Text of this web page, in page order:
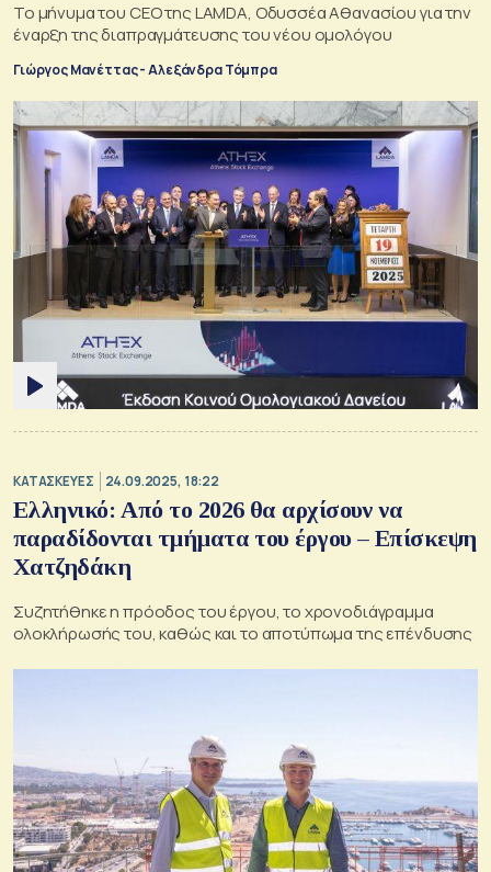
Το μήνυμα του CEO της LAMDA, Οδυσσέα Αθανασίου για την
έναρξη της διαπραγμάτευσης του νέου ομολόγου
Γιώργος Μανέττας - Αλεξάνδρα Τόμπρα
ΚΑΤΑΣΚΕΥΕΣ 24.09.2025, 18:22
Ελληνικό: Από το 2026 θα αρχίσουν να
παραδίδονται τμήματα του έργου – Επίσκεψη
Χατζηδάκη
Συζητήθηκε η πρόοδος του έργου, το χρονοδιάγραμμα
ολοκλήρωσής του, καθώς και το αποτύπωμα της επένδυσης